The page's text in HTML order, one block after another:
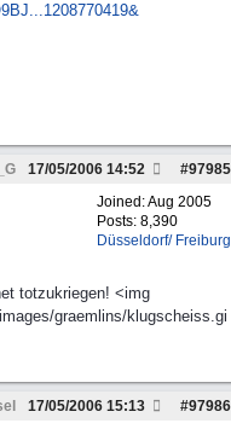
#97985
17/05/2006 14:52
Joined:Aug 2005
Posts: 8,390
Düsseldorf/ Freiburg
totzukriegen! <img
graemlins/klugscheiss.gi
#97986
17/05/2006 15:13